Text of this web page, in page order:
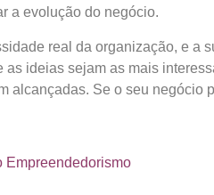
a evolução do negócio.
real da organização, e a
ideias sejam as mais
alcançadas. Se o seu negócio
Empreendedorismo